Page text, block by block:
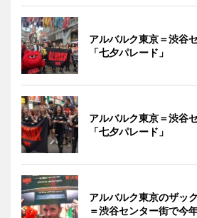
アルバルク東京＝渋谷
「七夕パレード」
アルバルク東京＝渋谷
「七夕パレード」
アルバルク東京のザッ
＝渋谷センター街で今